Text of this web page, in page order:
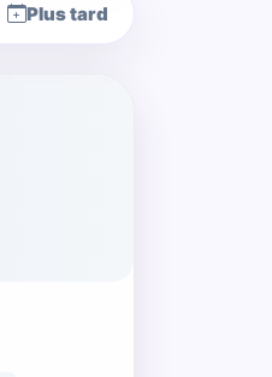
Plus tard